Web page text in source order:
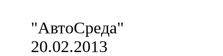
"АвтоСреда"
20.02.2013